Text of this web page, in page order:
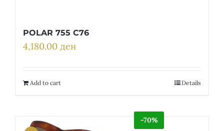
POLAR 755 C76
4,180.00 ден
Add to cart Details
-70%